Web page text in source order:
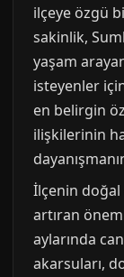
ilçeye özgü
sakinlik,
yaşam
isteyenler
en belirgin
ilişkilerinin
İlçenin doğal
artıran
aylarında
akarsuları,